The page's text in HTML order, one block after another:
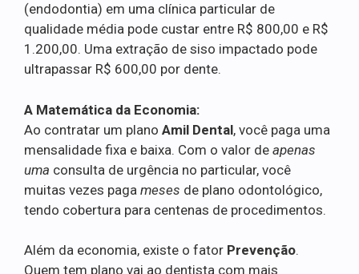
(endodontia) em uma clínica particular de
qualidade média pode custar entre R$ 800,00 e R$
1.200,00. Uma extração de siso impactado pode
ultrapassar R$ 600,00 por dente.
A Matemática da Economia:
Ao contratar um plano Amil Dental, você paga uma
mensalidade fixa e baixa. Com o valor de apenas
uma consulta de urgência no particular, você
muitas vezes paga meses de plano odontológico,
tendo cobertura para centenas de procedimentos.
Além da economia, existe o fator Prevenção.
Quem tem plano vai ao dentista com mais